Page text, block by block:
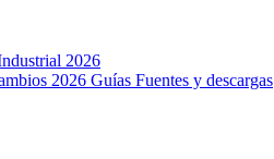
2026
2026 Guías Fuentes y descargas